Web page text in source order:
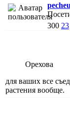
300 23
Орехова
для ваших все
растения вообще.